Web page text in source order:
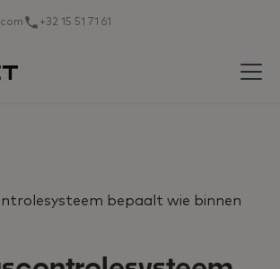
+32 15 51 71 61
bepaalt wie binnen